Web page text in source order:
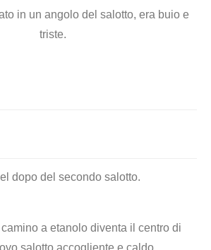
in un angolo del salotto, era buio e
triste.
dopo del secondo salotto.
a etanolo diventa il centro di
salotto accogliente e caldo.